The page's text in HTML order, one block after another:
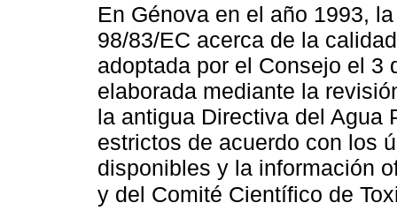
En Génova en el año 1993,
98/83/EC acerca de la
adoptada por el Consejo el 3
elaborada mediante la
la antigua Directiva del Agua
estrictos de acuerdo con los
disponibles y la información
y del Comité Científico de